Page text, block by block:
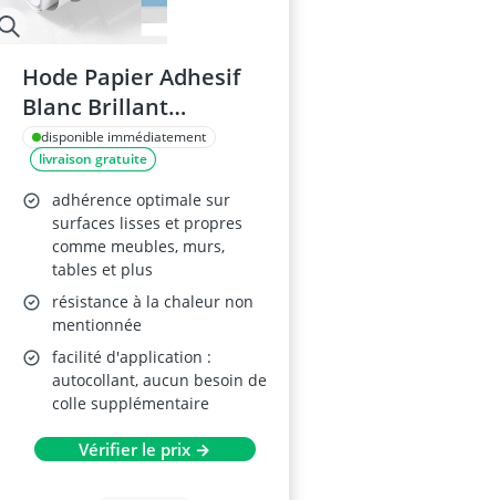
Hode Papier Adhesif
Blanc Brillant
40x300cm
disponible immédiatement
livraison gratuite
adhérence optimale sur
surfaces lisses et propres
comme meubles, murs,
tables et plus
résistance à la chaleur non
mentionnée
facilité d'application :
autocollant, aucun besoin de
colle supplémentaire
Vérifier le prix →